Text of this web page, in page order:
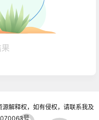
源解释权，如有侵权，请联系我及
号